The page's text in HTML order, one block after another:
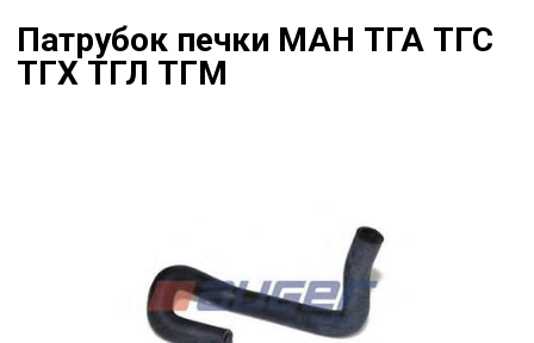
Патрубок печки МАН ТГА ТГС
ТГХ ТГЛ ТГМ